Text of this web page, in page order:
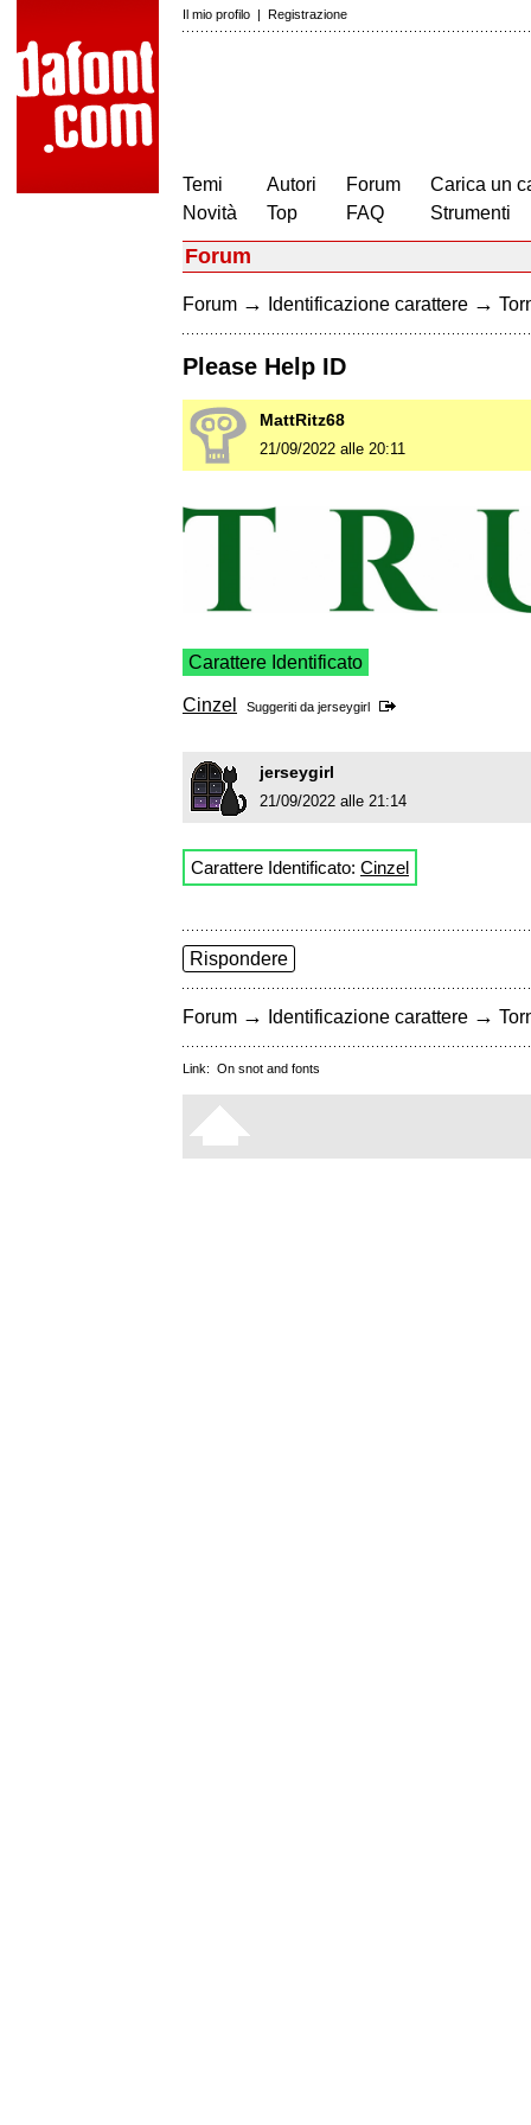
Il mio profilo | Registrazione
Temi
Novità
Autori
Top
Forum
FAQ
Carica un
Strumenti
Forum
Forum → Identificazione carattere →
Please Help ID
MattRitz68
21/09/2022 alle 20:11
Carattere Identificato
Cinzel Suggeriti da jerseygirl
jerseygirl
21/09/2022 alle 21:14
Carattere Identificato: Cinzel
Rispondere
Forum → Identificazione carattere →
Link: On snot and fonts